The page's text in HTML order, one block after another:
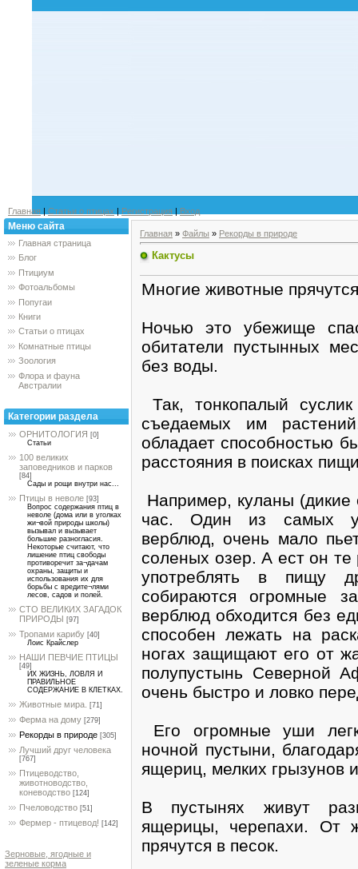
Главная | Статьи о птицах | Регистрация | Вход
Меню сайта
Главная страница
Блог
Птициум
Фотоальбомы
Попугаи
Книги
Статьи о птицах
Комнатные птицы
Зоология
Флора и фауна
Австралии
Категории раздела
ОРНИТОЛОГИЯ [0]
Статьи
100 великих
заповедников и парков
[84]
Сады и рощи внутри нас...
Птицы в неволе [93]
Вопрос содержания птиц в
неволе (дома или в уголках
жи¬вой природы школы)
вызывал и вызывает
большие разногласия.
Некоторые считают, что
лишение птиц свободы
противоречит за¬дачам
охраны, защиты и
использования их для
борьбы с вредите¬лями
лесов, садов и полей.
СТО ВЕЛИКИХ ЗАГАДОК
ПРИРОДЫ [97]
Тропами карибу [40]
Лоис Крайслер
НАШИ ПЕВЧИЕ ПТИЦЫ
[49]
ИХ ЖИЗНЬ, ЛОВЛЯ И
ПРАВИЛЬНОЕ
СОДЕРЖАНИЕ В КЛЕТКАХ.
Животные мира. [71]
Ферма на дому [279]
Рекорды в природе [305]
Лучший друг человека
[767]
Птицеводство,
животноводство,
коневодство [124]
Пчеловодство [51]
Фермер - птицевод! [142]
Зерновые, ягодные и
зеленые корма
Главная » Файлы » Рекорды в природе
Кактусы
Многие животные
Ночью это убежище
обитатели пустынных
без воды.
Так, тонкопалый
съедаемых им
обладает способностью
расстояния в поисках
Например, куланы
час. Один из самых
верблюд, очень мало
соленых озер. А ест он те
употреблять в пищу
собираются огромные
верблюд обходится без
способен лежать на
ногах защищают его от
полупустынь Северной
очень быстро и ловко
Его огромные уши
ночной пустыни,
ящериц, мелких грызунов
В пустынях живут
ящерицы, черепахи. От
прячутся в песок.